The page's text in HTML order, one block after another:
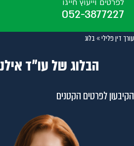
לפרטים וייעוץ חייגו
052-3877227
עורך דין פלילי» בלוג
הבלוג של עו״ד
הקיבעון לפרטים הקטנים